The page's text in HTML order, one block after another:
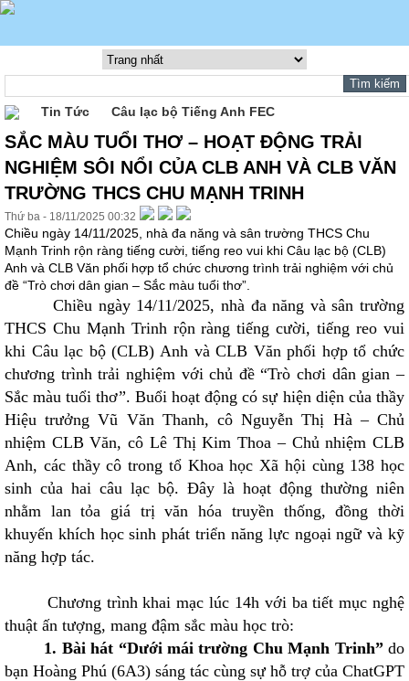
Tin Tức Câu lạc bộ Tiếng Anh FEC
SẮC MÀU TUỔI THƠ – HOẠT ĐỘNG TRẢI
NGHIỆM SÔI NỔI CỦA CLB ANH VÀ CLB VĂN
TRƯỜNG THCS CHU MẠNH TRINH
Thứ ba - 18/11/2025 00:32
Chiều ngày 14/11/2025, nhà đa năng và sân trường THCS Chu
Mạnh Trinh rộn ràng tiếng cười, tiếng reo vui khi Câu lạc bộ (CLB)
Anh và CLB Văn phối hợp tổ chức chương trình trải nghiệm với chủ
đề “Trò chơi dân gian – Sắc màu tuổi thơ”.
Chiều ngày 14/11/2025, nhà đa năng và sân trường
THCS Chu Mạnh Trinh rộn ràng tiếng cười, tiếng reo vui
khi Câu lạc bộ (CLB) Anh và CLB Văn phối hợp tổ chức
chương trình trải nghiệm với chủ đề “Trò chơi dân gian –
Sắc màu tuổi thơ”. Buổi hoạt động có sự hiện diện của thầy
Hiệu trưởng Vũ Văn Thanh, cô Nguyễn Thị Hà – Chủ
nhiệm CLB Văn, cô Lê Thị Kim Thoa – Chủ nhiệm CLB
Anh, các thầy cô trong tổ Khoa học Xã hội cùng 138 học
sinh của hai câu lạc bộ. Đây là hoạt động thường niên
nhằm lan tỏa giá trị văn hóa truyền thống, đồng thời
khuyến khích học sinh phát triển năng lực ngoại ngữ và kỹ
năng hợp tác.
Chương trình khai mạc lúc 14h với ba tiết mục nghệ
thuật ấn tượng, mang đậm sắc màu học trò:
1. Bài hát “Dưới mái trường Chu Mạnh Trinh”do
bạn Hoàng Phú (6A3) sáng tác cùng sự hỗ trợ của ChatGPT